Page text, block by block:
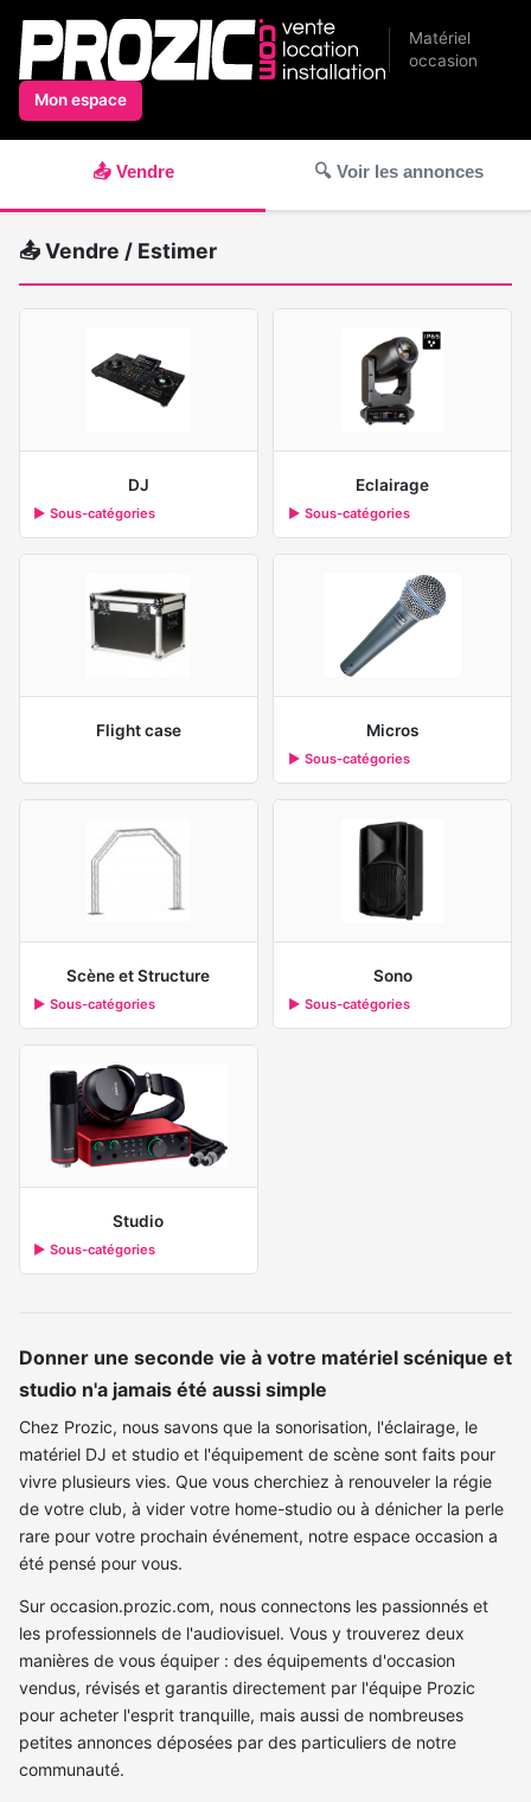
Matériel
occasion
Mon espace
📤 Vendre 🔍 Voir les annonces
📤 Vendre / Estimer
DJ
▶ Sous-catégories
Eclairage
▶ Sous-catégories
Flight case Micros
▶ Sous-catégories
Scène et Structure
▶ Sous-catégories
Sono
▶ Sous-catégories
Studio
▶ Sous-catégories
Donner une seconde vie à votre matériel scénique et
studio n'a jamais été aussi simple
Chez Prozic, nous savons que la sonorisation, l'éclairage, le
matériel DJ et studio et l'équipement de scène sont faits pour
vivre plusieurs vies. Que vous cherchiez à renouveler la régie
de votre club, à vider votre home-studio ou à dénicher la perle
rare pour votre prochain événement, notre espace occasion a
été pensé pour vous.
Sur occasion.prozic.com, nous connectons les passionnés et
les professionnels de l'audiovisuel. Vous y trouverez deux
manières de vous équiper : des équipements d'occasion
vendus, révisés et garantis directement par l'équipe Prozic
pour acheter l'esprit tranquille, mais aussi de nombreuses
petites annonces déposées par des particuliers de notre
communauté.